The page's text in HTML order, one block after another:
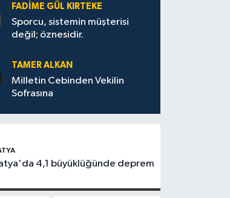
FADIME GÜL KIRTEKE
Sporcu, sistemin müşterisi
değil; öznesidir.
TAMER ALKAN
Milletin Cebinden Vekilin
Sofrasına
4,1 büyüklüğünde deprem